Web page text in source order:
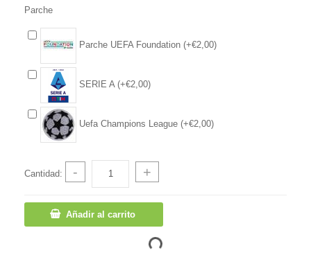
Parche
Parche UEFA Foundation (+€2,00)
SERIE A (+€2,00)
Uefa Champions League (+€2,00)
Cantidad: - +
Añadir al carrito